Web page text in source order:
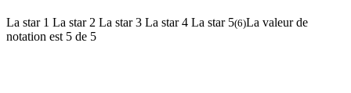
La star 1 La star 2 La star 3 La star 4 La star 5(6)La valeur de
notation est 5 de 5